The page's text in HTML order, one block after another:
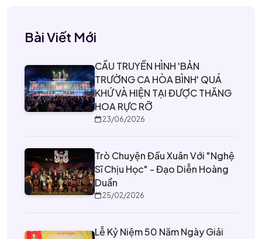
Bài Viết Mới
CẦU TRUYỀN HÌNH 'BẢN
TRƯỜNG CA HÒA BÌNH' QUÁ
KHỨ VÀ HIỆN TẠI ĐƯỢC THĂNG
HOA RỰC RỠ
23/06/2026
Trò Chuyện Đầu Xuân Với "nghệ
Sĩ Chịu Học" - Đạo Diễn Hoàng
Duẩn
25/02/2026
Lễ Kỷ Niệm 50 Năm Ngày Giải